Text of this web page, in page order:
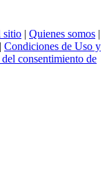
sitio | Quienes somos |
| Condiciones de Uso y
consentimiento de